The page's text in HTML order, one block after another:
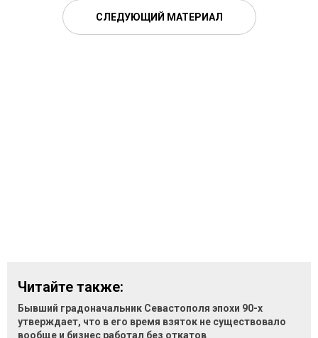
СЛЕДУЮЩИЙ МАТЕРИАЛ
Читайте также:
Бывший градоначальник Севастополя эпохи 90-х
утверждает, что в его время взяток не существовало
вообще и бизнес работал без откатов